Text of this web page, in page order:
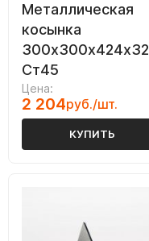
Металлическая
косынка
300х300х424х32
Ст45
Цена:
2 204руб./шт.
КУПИТЬ